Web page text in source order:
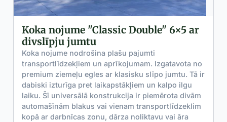
Double" 6×5 ar
pajumti
Izgatavota no
klasisku slīpo jumtu. Tā ir
un kalpo ilgu
ir piemērota divām
transportlīdzeklim
noliktavu vai āra
Premium stiklotas
slēdzeni un siltumizolētu
koka dārza ēkām visā Eiropā.
View Product